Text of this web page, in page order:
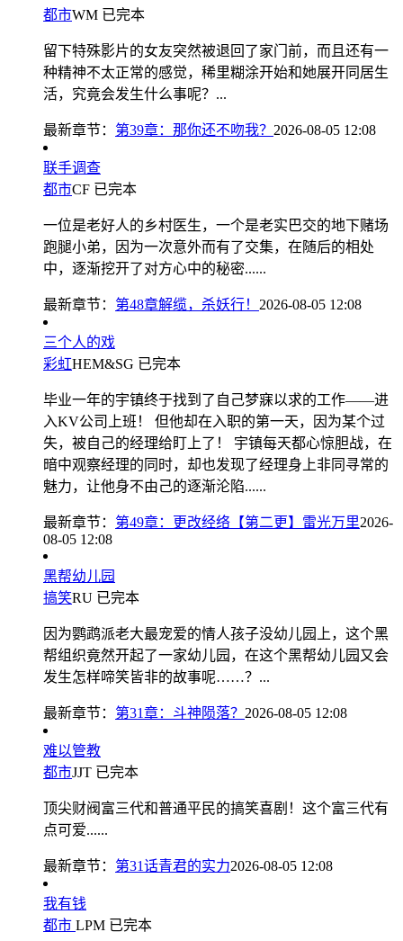
都市WM 已完本
留下特殊影片的女友突然被退回了家门前，而且还有一
种精神不太正常的感觉，稀里糊涂开始和她展开同居生
活，究竟会发生什么事呢？...
最新章节： 第39章：那你还不吻我？ 2026-08-05 12:08
联手调查
都市CF 已完本
一位是老好人的乡村医生，一个是老实巴交的地下赌场
跑腿小弟，因为一次意外而有了交集，在随后的相处
中，逐渐挖开了对方心中的秘密......
最新章节： 第48章解缆，杀妖行！ 2026-08-05 12:08
三个人的戏
彩虹HEM&SG 已完本
毕业一年的宇镇终于找到了自己梦寐以求的工作——进
入KV公司上班！ 但他却在入职的第一天，因为某个过
失，被自己的经理给盯上了！ 宇镇每天都心惊胆战，在
暗中观察经理的同时，却也发现了经理身上非同寻常的
魅力，让他身不由己的逐渐沦陷......
最新章节： 第49章：更改经络【第二更】雷光万里2026-
08-05 12:08
黑帮幼儿园
搞笑RU 已完本
因为鹦鹉派老大最宠爱的情人孩子没幼儿园上，这个黑
帮组织竟然开起了一家幼儿园，在这个黑帮幼儿园又会
发生怎样啼笑皆非的故事呢……？...
最新章节： 第31章：斗神陨落？ 2026-08-05 12:08
难以管教
都市JJT 已完本
顶尖财阀富三代和普通平民的搞笑喜剧！这个富三代有
点可爱......
最新章节： 第31话青君的实力2026-08-05 12:08
我有钱
都市 LPM 已完本